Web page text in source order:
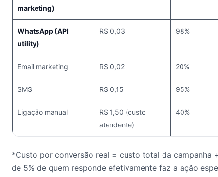
marketing)
WhatsApp (API
utility)
R$ 0,03 98%
Email marketing R$ 0,02 20%
SMS R$ 0,15 95%
Ligação manual
R$ 1,50 (custo
atendente)
40%
*Custo por conversão real = custo total da campanha
de 5% de quem responde efetivamente faz a ação